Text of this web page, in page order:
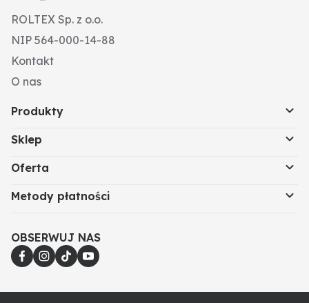
ROLTEX Sp. z o.o.
NIP 564-000-14-88
Kontakt
O nas
Produkty
Sklep
Oferta
Metody płatności
OBSERWUJ NAS